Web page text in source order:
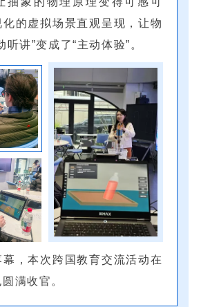
的虚拟场景直观呈现，让物
听讲”变成了“主动体验”。
幕，本次跨国教育交流活动在
满收官。